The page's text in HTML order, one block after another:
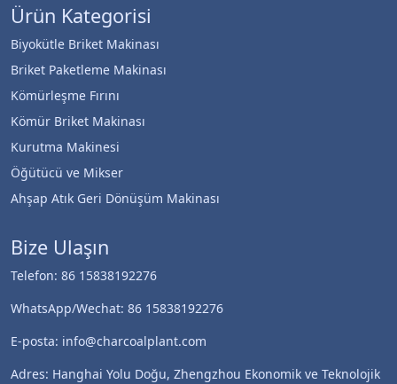
Ürün Kategorisi
Biyokütle Briket Makinası
Briket Paketleme Makinası
Kömürleşme Fırını
Kömür Briket Makinası
Kurutma Makinesi
Öğütücü ve Mikser
Ahşap Atık Geri Dönüşüm Makinası
Bize Ulaşın
Telefon: 86 15838192276
WhatsApp/Wechat: 86 15838192276
E-posta: info@charcoalplant.com
Adres: Hanghai Yolu Doğu, Zhengzhou Ekonomik ve Teknolojik